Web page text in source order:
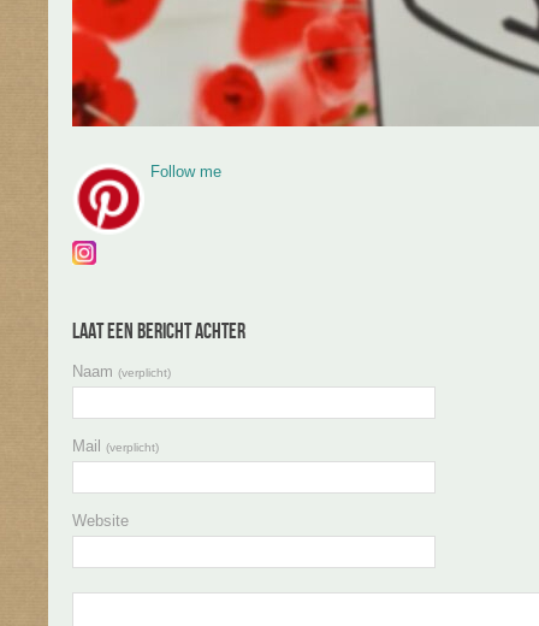
Follow me
Laat een bericht achter
Naam (verplicht)
Mail (verplicht)
Website